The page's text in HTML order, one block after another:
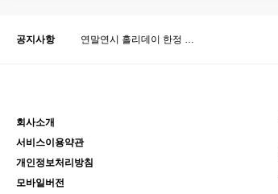
공지사항 연말연시 홀리데이 한정 …
회사소개
서비스이용약관
개인정보처리방침
모바일버전